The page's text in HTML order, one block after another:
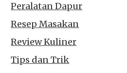
Peralatan Dapur
Resep Masakan
Review Kuliner
Tips dan Trik